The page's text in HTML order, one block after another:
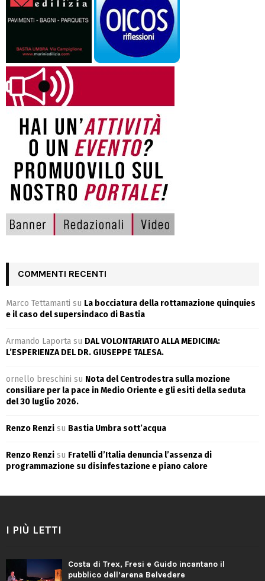
COMMENTI RECENTI
Marco Tettamanti su La bocciatura della rottamazione quinquies
e il caso del supersindaco di Bastia
Armando Laporta su DAL VOLONTARIATO ALLA MEDICINA:
L’ESPERIENZA DEL DR. GIUSEPPE TALESA.
ornello breschini su Nota del Centrodestra sulla mozione
consiliare per la pace in Medio Oriente e gli esiti della seduta
del 30 luglio 2026.
Renzo Renzi su Bastia Umbra sott’acqua
Renzo Renzi su Fratelli d’Italia denuncia l’assenza di
programmazione su disinfestazione e piano calore
I PIÙ LETTI
Costa di Trex, Fresi e Guido incantano il
pubblico dell’arena Belvedere